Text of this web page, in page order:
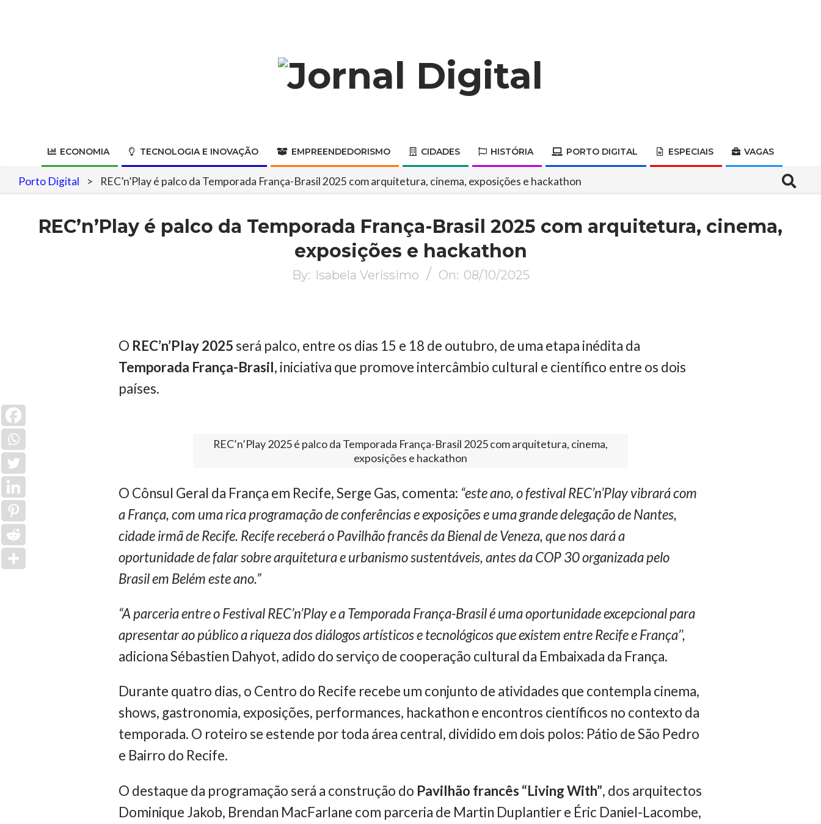
Digital
Primary
Navigation
ECONOMIA TECNOLOGIA E INOVAÇÃO EMPREENDEDORISMO CIDADES HISTÓRIA PORTO DIGITAL ESPECIAIS VAGAS
Porto Digital > REC’n’Play é palco da Temporada França-Brasil 2025 com arquitetura, cinema, exposições e hackathon Search
REC’n’Play é palco da Temporada França-Brasil 2025 com arquitetura, cinema,
exposições e hackathon
By: Isabela Veríssimo On: 08/10/2025
O REC’n’Play 2025será palco, entre os dias 15 e 18 de outubro, de uma etapa inédita da
Temporada França-Brasil, iniciativa que promove intercâmbio cultural e científico entre os dois
países.
REC’n’Play 2025 é palco da Temporada França-Brasil 2025 com arquitetura, cinema,
exposições e hackathon
O Cônsul Geral da França em Recife, Serge Gas, comenta: “este ano, o festival REC’n’Play vibrará com
a França, com uma rica programação de conferências e exposições e uma grande delegação de Nantes,
cidade irmã de Recife. Recife receberá o Pavilhão francês da Bienal de Veneza, que nos dará a
oportunidade de falar sobre arquitetura e urbanismo sustentáveis, antes da COP 30 organizada pelo
Brasil em Belém este ano.”
“A parceria entre o Festival REC’n’Play e a Temporada França-Brasil é uma oportunidade excepcional para
apresentar ao público a riqueza dos diálogos artísticos e tecnológicos que existem entre Recife e França’’,
adiciona Sébastien Dahyot, adido do serviço de cooperação cultural da Embaixada da França.
Durante quatro dias, o Centro do Recife recebe um conjunto de atividades que contempla cinema,
shows, gastronomia, exposições, performances, hackathon e encontros científicos no contexto da
temporada. O roteiro se estende por toda área central, dividido em dois polos: Pátio de São Pedro
e Bairro do Recife.
O destaque da programação será a construção do Pavilhão francês “Living With”, dos arquitectos
Dominique Jakob, Brendan MacFarlane com parceria de Martin Duplantier e Éric Daniel-Lacombe,